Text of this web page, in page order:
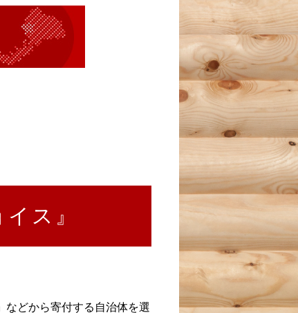
ス』
などから寄付する自治体を選